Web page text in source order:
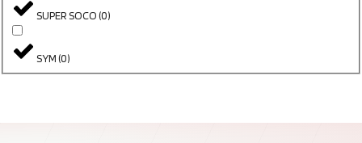
SUPER SOCO(0)
SYM(0)